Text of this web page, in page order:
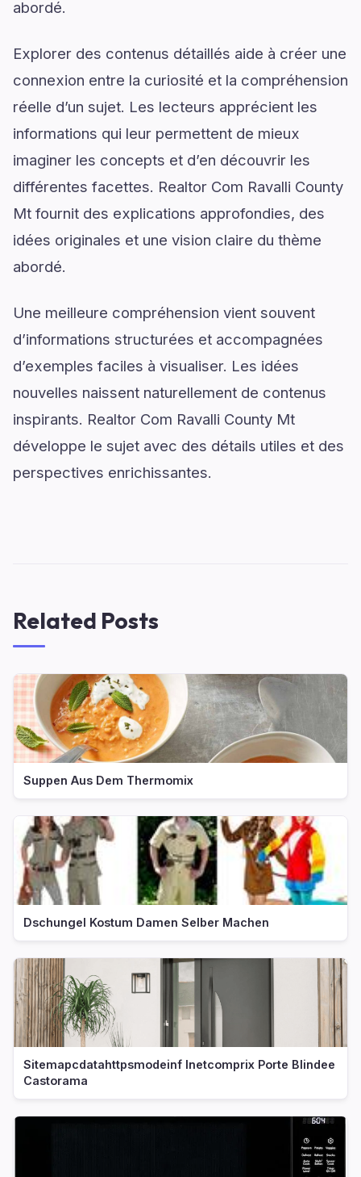
abordé.
Explorer des contenus détaillés aide à créer une
connexion entre la curiosité et la compréhension
réelle d’un sujet. Les lecteurs apprécient les
informations qui leur permettent de mieux
imaginer les concepts et d’en découvrir les
différentes facettes. Realtor Com Ravalli County
Mt fournit des explications approfondies, des
idées originales et une vision claire du thème
abordé.
Une meilleure compréhension vient souvent
d’informations structurées et accompagnées
d’exemples faciles à visualiser. Les idées
nouvelles naissent naturellement de contenus
inspirants. Realtor Com Ravalli County Mt
développe le sujet avec des détails utiles et des
perspectives enrichissantes.
Related Posts
Suppen Aus Dem Thermomix
Dschungel Kostum Damen Selber Machen
Sitemapcdatahttpsmodeinf Inetcomprix Porte Blindee
Castorama